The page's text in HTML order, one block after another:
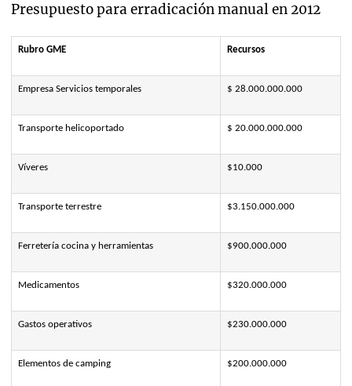
Presupuesto para erradicación manual en 2012
Rubro GME Recursos
Empresa Servicios temporales $ 28.000.000.000
Transporte helicoportado $ 20.000.000.000
Víveres $10.000
Transporte terrestre $3.150.000.000
Ferretería cocina y herramientas $900.000.000
Medicamentos $320.000.000
Gastos operativos $230.000.000
Elementos de camping $200.000.000